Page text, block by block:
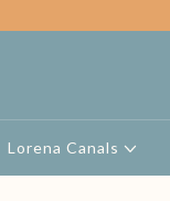
Lorena Canals